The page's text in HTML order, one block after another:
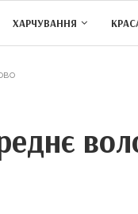
ХАРЧУВАННЯ